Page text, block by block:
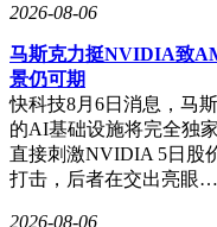
2026-08-06
马斯克力挺NVIDIA致
景仍可期
快科技8月6日消息，马
的AI基础设施将完全独
直接刺激NVIDIA 5日股
打击，后者在交出亮眼…
2026-08-06